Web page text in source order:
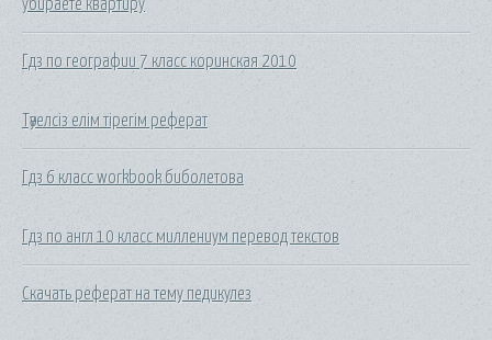
убираете квартиру
Гдз по географии 7 класс коринская 2010
Тәуелсіз елім тірегім реферат
Гдз 6 класс workbook биболетова
Гдз по англ 10 класс миллениум перевод текстов
Скачать реферат на тему педикулез